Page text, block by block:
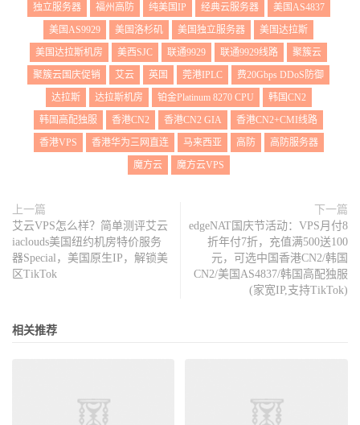
独立服务器
福州高防 纯美国IP 经典云服务器
美国AS4837
美国AS9929
美国洛杉矶 美国独立服务器
美国达拉斯
美国达拉斯机房
美西SJC 联通9929 联通9929线路
聚簇云
聚簇云国庆促销
艾云 英国 莞港IPLC
费20Gbps DDoS防御
达拉斯
达拉斯机房 铂金Platinum 8270 CPU
韩国CN2
韩国高配独服
香港CN2 香港CN2 GIA
香港CN2+CMI线路
香港VPS
香港华为三网直连 马来西亚 高防
高防服务器
魔方云
魔方云VPS
上一篇
艾云VPS怎么样？简单测评艾云
iaclouds美国纽约机房特价服务
器Special，美国原生IP，解锁美
区TikTok
下一篇
edgeNAT国庆节活动：VPS月付8
折年付7折，充值满500送100
元，可选中国香港CN2/韩国
CN2/美国AS4837/韩国高配独服
(家宽IP,支持TikTok)
相关推荐